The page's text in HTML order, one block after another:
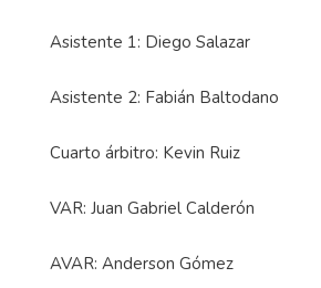
Asistente 1: Diego Salazar
Asistente 2: Fabián Baltodano
Cuarto árbitro: Kevin Ruiz
VAR: Juan Gabriel Calderón
AVAR: Anderson Gómez